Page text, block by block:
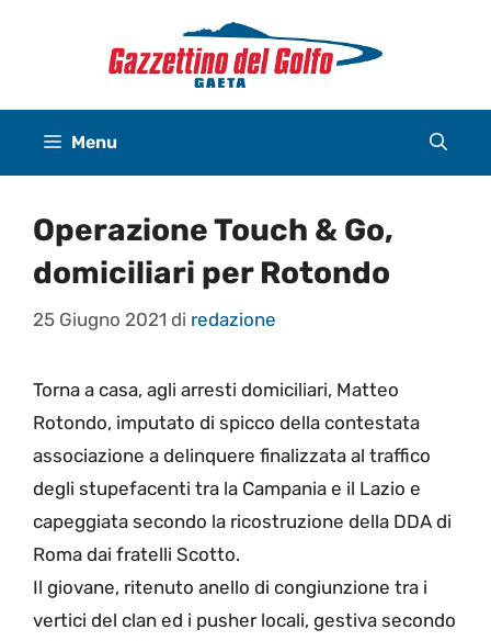
Menu
Operazione Touch & Go,
domiciliari per Rotondo
25 Giugno 2021 di redazione
Torna a casa, agli arresti domiciliari, Matteo
Rotondo, imputato di spicco della contestata
associazione a delinquere finalizzata al traffico
degli stupefacenti tra la Campania e il Lazio e
capeggiata secondo la ricostruzione della DDA di
Roma dai fratelli Scotto.
Il giovane, ritenuto anello di congiunzione tra i
vertici del clan ed i pusher locali, gestiva secondo